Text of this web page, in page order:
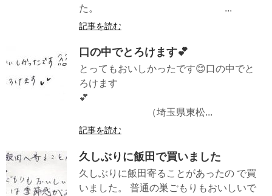
た。 ...
記事を読む
口の中でとろけます💕
とってもおいしかったです😊口の中でと
ろけます
💕
（埼玉県東松...
記事を読む
久しぶりに飯田で買いました
久しぶりに飯田寄ることがあったの で買
いました。 普通の巣ごもりもおいしいで